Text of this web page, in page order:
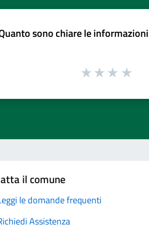
sono chiare le
il comune
le domande frequenti
Assistenza